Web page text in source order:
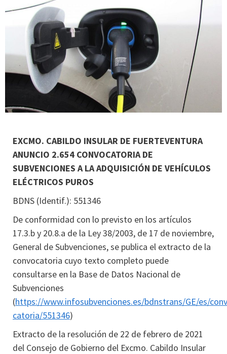
EXCMO. CABILDO INSULAR DE FUERTEVENTURA
ANUNCIO 2.654 CONVOCATORIA DE
SUBVENCIONES A LA ADQUISICIÓN DE VEHÍCULOS
ELÉCTRICOS PUROS
BDNS (Identif.): 551346
De conformidad con lo previsto en los artículos
17.3.b y 20.8.a de la Ley 38/2003, de 17 de noviembre,
General de Subvenciones, se publica el extracto de la
convocatoria cuyo texto completo puede
consultarse en la Base de Datos Nacional de
Subvenciones
(https://www.infosubvenciones.es/bdnstrans/GE/es/
catoria/551346)
Extracto de la resolución de 22 de febrero de 2021
del Consejo de Gobierno del Excmo. Cabildo Insular